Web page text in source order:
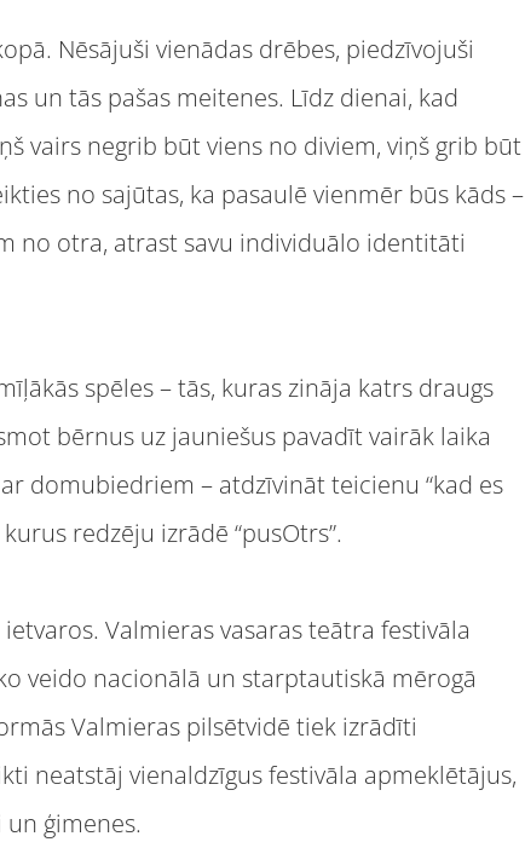
Nēsājuši vienādas drēbes, piedzīvojuši
un tās pašas meitenes. Līdz dienai, kad
vairs negrib būt viens no diviem, viņš grib būt
no sajūtas, ka pasaulē vienmēr būs kāds –
no otra, atrast savu individuālo identitāti
spēles – tās, kuras zināja katrs draugs
bērnus uz jauniešus pavadīt vairāk laika
domubiedriem – atdzīvināt teicienu “kad es
redzēju izrādē “pusOtrs”.
Valmieras vasaras teātra festivāla
veido nacionālā un starptautiskā mērogā
Valmieras pilsētvidē tiek izrādīti
neatstāj vienaldzīgus festivāla apmeklētājus,
ģimenes.